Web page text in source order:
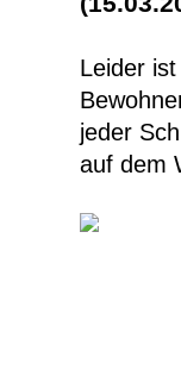
Leider
jeder
auf dem